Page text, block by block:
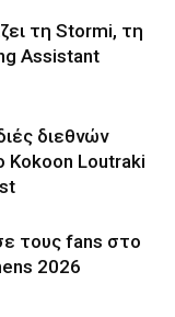
τη Stormi, τη
Assistant
διεθνών
Loutraki
τους fans στο
2026